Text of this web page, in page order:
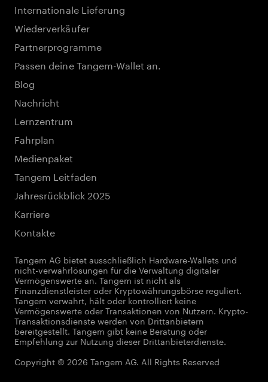
Internationale Lieferung
Wiederverkäufer
Partnerprogramme
Passen deine Tangem-Wallet an.
Blog
Nachricht
Lernzentrum
Fahrplan
Medienpaket
Tangem Leitfaden
Jahresrückblick 2025
Karriere
Kontakte
Tangem AG bietet ausschließlich Hardware-Wallets und
nicht-verwahrlösungen für die Verwaltung digitaler
Vermögenswerte an. Tangem ist nicht als
Finanzdienstleister oder Kryptowährungsbörse reguliert.
Tangem verwahrt, hält oder kontrolliert keine
Vermögenswerte oder Transaktionen von Nutzern. Krypto-
Transaktionsdienste werden von Drittanbietern
bereitgestellt. Tangem gibt keine Beratung oder
Empfehlung zur Nutzung dieser Drittanbieterdienste.